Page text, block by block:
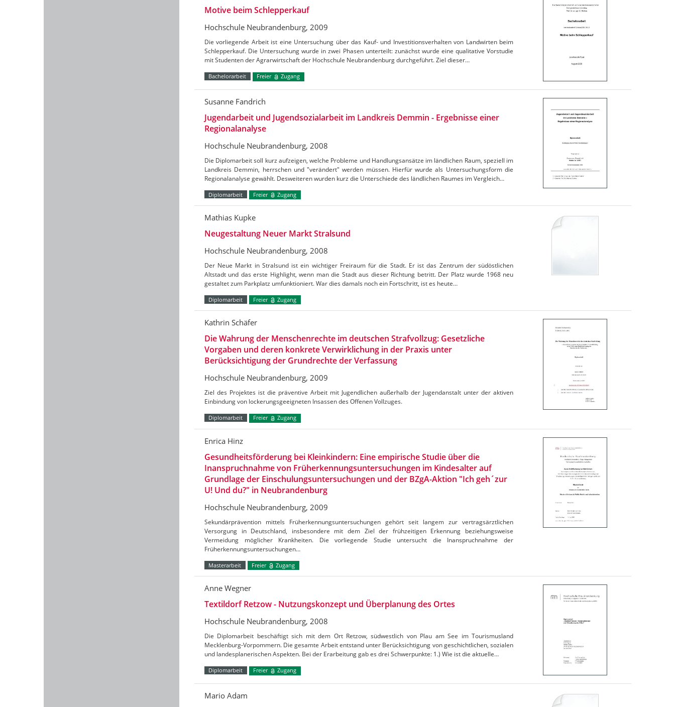
Motive beim Schlepperkauf
Hochschule Neubrandenburg, 2009
Die vorliegende Arbeit ist eine Untersuchung über das Kauf- und Investitionsverhalten von Landwirten beim
Schlepperkauf. Die Untersuchung wurde in zwei Phasen unterteilt: zunächst wurde eine qualitative Vorstudie
mit Studenten der Agrarwirtschaft der Hochschule Neubrandenburg durchgeführt. Ziel dieser…
Bachelorarbeit Freier Zugang
Susanne Fandrich
Jugendarbeit und Jugendsozialarbeit im Landkreis Demmin - Ergebnisse einer
Regionalanalyse
Hochschule Neubrandenburg, 2008
Die Diplomarbeit soll kurz aufzeigen, welche Probleme und Handlungsansätze im ländlichen Raum, speziell im
Landkreis Demmin, herrschen und "verändert" werden müssen. Hierfür wurde als Untersuchungsform die
Regionalanalyse gewählt. Desweiteren wurden kurz die Unterschiede des ländlichen Raumes im Vergleich…
Diplomarbeit Freier Zugang
Mathias Kupke
Neugestaltung Neuer Markt Stralsund
Hochschule Neubrandenburg, 2008
Der Neue Markt in Stralsund ist ein wichtiger Freiraum für die Stadt. Er ist das Zentrum der südöstlichen
Altstadt und das erste Highlight, wenn man die Stadt aus dieser Richtung betritt. Der Platz wurde 1968 neu
gestaltet zum Parkplatz umfunktioniert. War dies damals noch ein Fortschritt, ist es heute…
Diplomarbeit Freier Zugang
Kathrin Schäfer
Die Wahrung der Menschenrechte im deutschen Strafvollzug: Gesetzliche
Vorgaben und deren konkrete Verwirklichung in der Praxis unter
Berücksichtigung der Grundrechte der Verfassung
Hochschule Neubrandenburg, 2009
Ziel des Projektes ist die präventive Arbeit mit Jugendlichen außerhalb der Jugendanstalt unter der aktiven
Einbindung von lockerungsgeeigneten Insassen des Offenen Vollzuges.
Diplomarbeit Freier Zugang
Enrica Hinz
Gesundheitsförderung bei Kleinkindern: Eine empirische Studie über die
Inanspruchnahme von Früherkennungsuntersuchungen im Kindesalter auf
Grundlage der Einschulungsuntersuchungen und der BZgA-Aktion "Ich geh´zur
U! Und du?" in Neubrandenburg
Hochschule Neubrandenburg, 2009
Sekundärprävention mittels Früherkennungsuntersuchungen gehört seit langem zur vertragsärztlichen
Versorgung in Deutschland, insbesondere mit dem Ziel der frühzeitigen Erkennung beziehungsweise
Vermeidung möglicher Krankheiten. Die vorliegende Studie untersucht die Inanspruchnahme der
Früherkennungsuntersuchungen…
Masterarbeit Freier Zugang
Anne Wegner
Textildorf Retzow - Nutzungskonzept und Überplanung des Ortes
Hochschule Neubrandenburg, 2008
Die Diplomarbeit beschäftigt sich mit dem Ort Retzow, südwestlich von Plau am See im Tourismusland
Mecklenburg-Vorpommern. Die gesamte Arbeit entstand unter Berücksichtigung von geschichtlichen, sozialen
und landesplanerischen Aspekten. Bei der Erarbeitung gab es drei Schwerpunkte: 1.) Wie ist die aktuelle…
Diplomarbeit Freier Zugang
Mario Adam